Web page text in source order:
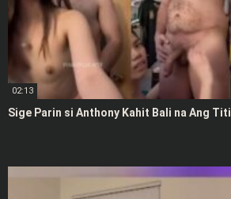
02:13
Sige Parin si Anthony Kahit Bali na Ang Titi